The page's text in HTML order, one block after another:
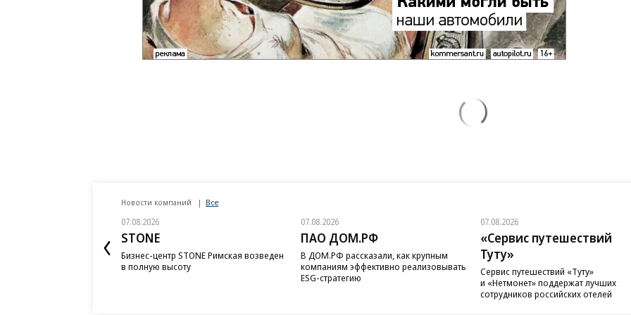
Новости компаний Все
07.08.2026
STONE
Бизнес-центр STONE Римская возведен
в полную высоту
07.08.2026
ПАО ДОМ.РФ
В ДОМ.РФ рассказали, как крупным
компаниям эффективно реализовывать
ESG-стратегию
07.08.2026
«Сервис путешествий
Туту»
Сервис путешествий «Туту»
и «Нетмонет» поддержат лучших
сотрудников российских отелей